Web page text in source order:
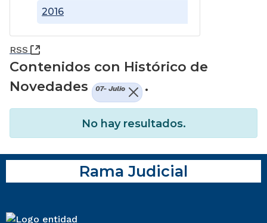
2016
RSS (Abre una nueva ventana)
Contenidos con Histórico de
Novedades
07- Julio .
No hay resultados.
Rama Judicial